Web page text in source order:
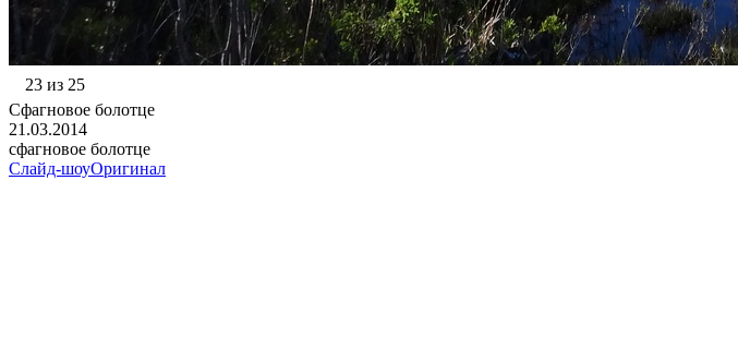
23 из 25
Сфагновое болотце
21.03.2014
сфагновое болотце
Слайд-шоуОригинал